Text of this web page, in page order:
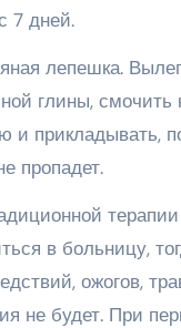
7 дней.
лепешка.
глины,
и прикладывать,
пропадет.
в больницу,
ожогов,
не будет. При